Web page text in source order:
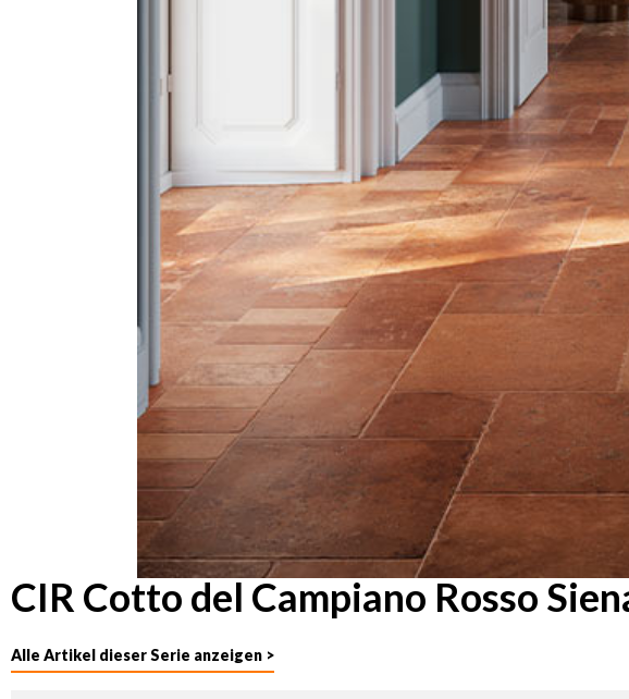
CIR Cotto del Campiano Rosso
Alle Artikel dieser Serie anzeigen >